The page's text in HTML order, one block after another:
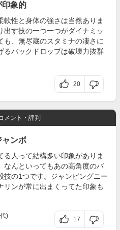
印象的
性と身体の強さは当然ありま
す技の一つ一つがダイナミッ
も、無尽蔵のスタミナの凄さに
るバックドロップは破壊力抜群
20
メント・評判
ャンボ
人って結構多い印象がありま
なんといってもあの高角度のバ
技の1つです。ジャンピングニー
ンが常に出まくってた印象も
)
17